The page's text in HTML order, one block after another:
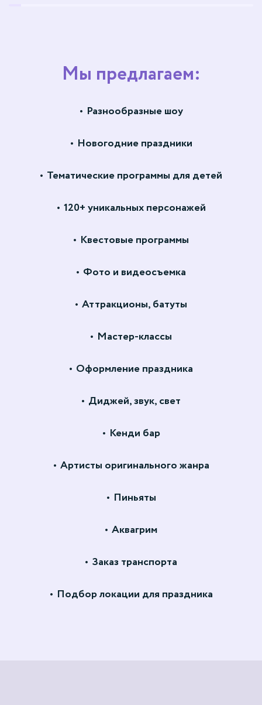
Мы предлагаем:
Разнообразные шоу
Новогодние праздники
Тематические программы для детей
120+ уникальных персонажей
Квестовые программы
Фото и видеосъемка
Аттракционы, батуты
Мастер-классы
Оформление праздника
Диджей, звук, свет
Кенди бар
Артисты оригинального жанра
Пиньяты
Аквагрим
Заказ транспорта
Подбор локации для праздника